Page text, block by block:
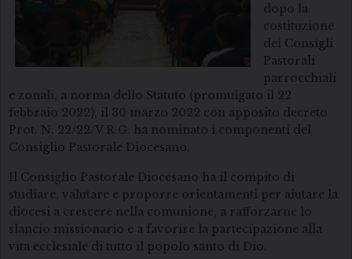
dopo la
costituzione
dei Consigli
Pastorali
parrocchiali
e zonali, a norma dello Statuto (promulgato il 22
febbraio 2022), il 30 marzo 2022 con apposito decreto
Prot. N. 22/22/V R.G. ha nominato i componenti del
Consiglio Pastorale Diocesano.
Il Consiglio Pastorale Diocesano ha il compito di
studiare, valutare e proporre orientamenti per aiutare la
diocesi a crescere nella comunione, a rafforzarne lo
slancio missionario e a favorire la partecipazione alla
vita ecclesiale di tutto il popolo santo di Dio.